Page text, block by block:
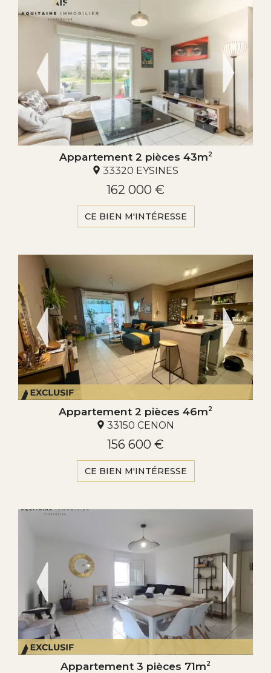
Appartement 2 pièces 43m2
33320 EYSINES
162 000 €
CE BIEN M'INTÉRESSE
Appartement 2 pièces 46m2
33150 CENON
156 600 €
CE BIEN M'INTÉRESSE
Appartement 3 pièces 71m2